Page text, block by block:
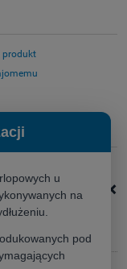
produkt
+
u
na
pod